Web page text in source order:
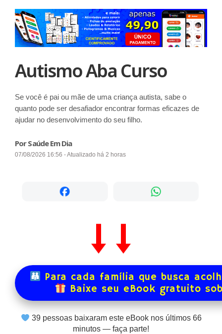
Autismo Aba Curso
Se você é pai ou mãe de uma criança autista, sabe o
quanto pode ser desafiador encontrar formas eficazes de
ajudar no desenvolvimento do seu filho.
Por Saúde Em Dia
07/08/2026 16:56 - Atualizado há 2 horas
Para cada família que busca
Baixe seu eBook gratuito
39pessoas baixaram este eBook nos últimos 66
minutos — faça parte!